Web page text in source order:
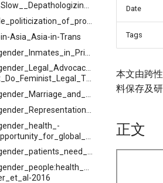
The__Slow__Depathologizing_of_Gender_Incongruence.11
Asia_Asia-in-Trans
_What_Do_Feminist_Legal_Theories_Have_to_Offer?
Transgender_patients_need_better_protection_in_China
2016
Date
Tags
本文由跨
料保存及
正文